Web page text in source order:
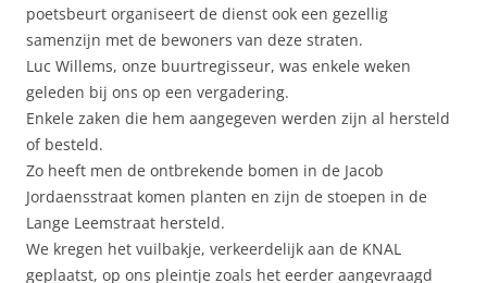
poetsbeurt organiseert de dienst ook een gezellig
samenzijn met de bewoners van deze straten.
Luc Willems, onze buurtregisseur, was enkele weken
geleden bij ons op een vergadering.
Enkele zaken die hem aangegeven werden zijn al hersteld
of besteld.
Zo heeft men de ontbrekende bomen in de Jacob
Jordaensstraat komen planten en zijn de stoepen in de
Lange Leemstraat hersteld.
We kregen het vuilbakje, verkeerdelijk aan de KNAL
geplaatst, op ons pleintje zoals het eerder aangevraagd